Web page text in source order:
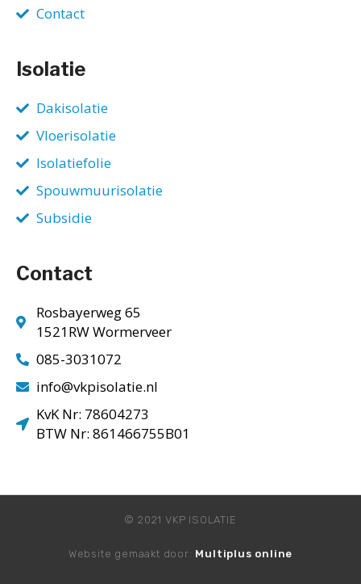
Contact
Isolatie
Dakisolatie
Vloerisolatie
Isolatiefolie
Spouwmuurisolatie
Subsidie
Contact
Rosbayerweg 65
1521RW Wormerveer
085-3031072
info@vkpisolatie.nl
KvK Nr: 78604273
BTW Nr: 861466755B01
© 2021 VKP ISOLATIE
Website gemaakt door: Multiplus online